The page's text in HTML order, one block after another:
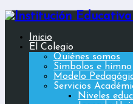
Inicio
El Colegio
Quiénes somos
Simbolos e himno
Modelo
Servicios
Niveles